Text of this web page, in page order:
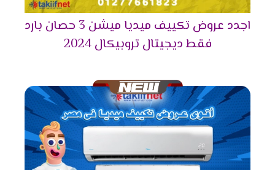
الكفاءة .
التميز بخاصية الانفرتر
بكل أوقاتك وأيضا يوفر لنا أفضل تكنولوجيا حديثة
وهى الانفرتر التى تعمل على تقليل استهلاك
الكهرباء حتى يستطيع استخدام الجهاز لأطول فترة
ممكنة دون التعرض لأى مشكلة من الناحية المادية .
التميز بالتشغيل الهادئ
اجدد عروض تكييف ميديا ميشن 3 حصان بارد
فقط ديجيتال تروبيكال 2024